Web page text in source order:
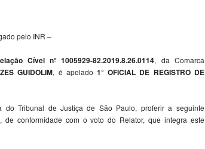
pelo INR –
Cível nº 1005929-82.2019.8.26.0114, da Comarca
GUIDOLIM, é apelado 1° OFICIAL DE REGISTRO DE
do Tribunal de Justiça de São Paulo, proferir a seguinte
, de conformidade com o voto do Relator, que integra este